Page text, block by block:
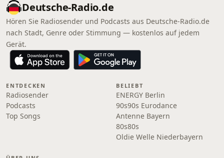
Deutsche-Radio.de
Hören Sie Radiosender und Podcasts aus Deutsche-Radio.de
nach Stadt, Genre oder Stimmung — kostenlos auf jedem
Gerät.
ENTDECKEN
Radiosender
Podcasts
Top Songs
BELIEBT
ENERGY Berlin
90s90s Eurodance
Antenne Bayern
80s80s
Oldie Welle Niederbayern